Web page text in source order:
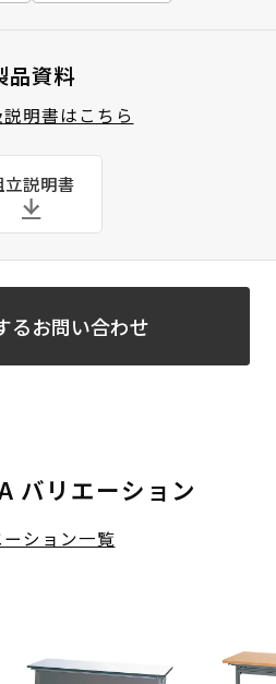
品資料
明書はこちら
立説明書
るお問い合わせ
バリエーション
ション一覧